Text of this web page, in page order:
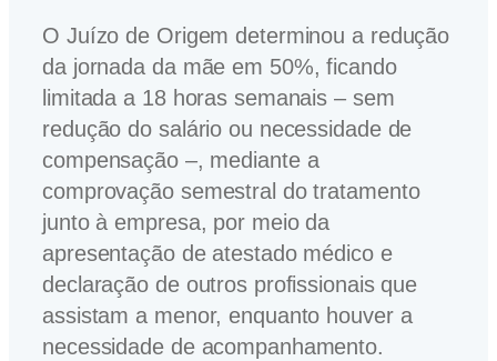
O Juízo de Origem determinou a redução
da jornada da mãe em 50%, ficando
limitada a 18 horas semanais – sem
redução do salário ou necessidade de
compensação –, mediante a
comprovação semestral do tratamento
junto à empresa, por meio da
apresentação de atestado médico e
declaração de outros profissionais que
assistam a menor, enquanto houver a
necessidade de acompanhamento.